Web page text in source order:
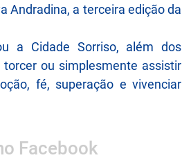
Andradina, a terceira edição da
a Cidade Sorriso, além dos
ou simplesmente assistir
fé, superação e vivenciar
Facebook